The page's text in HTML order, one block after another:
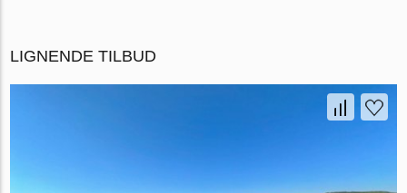
LIGNENDE TILBUD